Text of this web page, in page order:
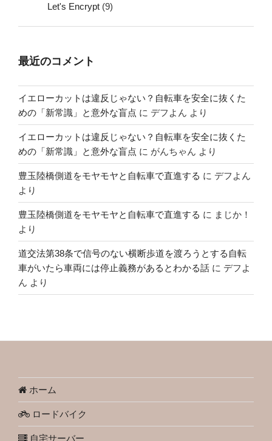
Let's Encrypt (9)
最近のコメント
イエローカットは違反じゃない？自転車を安全に抜くた
めの「新常識」と意外な盲点 に デフよん より
イエローカットは違反じゃない？自転車を安全に抜くた
めの「新常識」と意外な盲点 に がんちゃん より
豊玉陸橋側道をモヤモヤと自転車で直進する に デフよん
より
豊玉陸橋側道をモヤモヤと自転車で直進する に まじか！
より
道交法第38条で信号のない横断歩道を渡ろうとする自転
車がいたら車両には停止義務があるとわかる話 に デフよ
ん より
ホーム
ロードバイク
自宅サーバー